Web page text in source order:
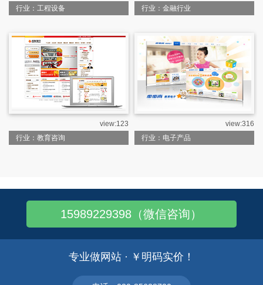
行业：工程设备
行业：金融行业
view:123
行业：教育咨询
view:316
行业：电子产品
15989229398（微信咨询）
专业做网站 · ￥明码实价！